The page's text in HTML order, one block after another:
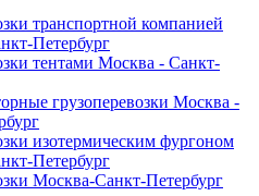
транспортной компанией
Петербург
тентами Москва - Санкт-
грузоперевозки Москва -
изотермическим фургоном
Петербург
Москва-Санкт-Петербург